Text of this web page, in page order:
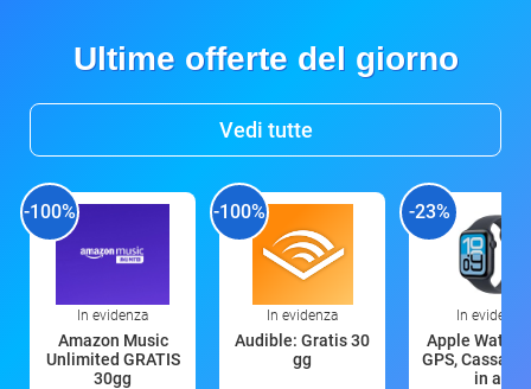
Ultime offerte del giorno
Vedi tutte
-100%
In evidenza
Amazon Music
Unlimited GRATIS
30gg
-100%
In evidenza
Audible: Gratis 30
gg
-23%
In evidenza
Apple Watch
GPS, Cassa
in all